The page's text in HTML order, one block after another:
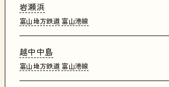
岩瀬浜
富山地方鉄道 富山港線
越中中島
富山地方鉄道 富山港線